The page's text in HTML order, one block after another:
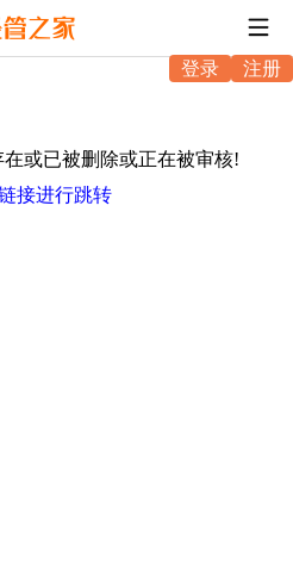
登录 注册
或已被删除或正在被审核!
接进行跳转